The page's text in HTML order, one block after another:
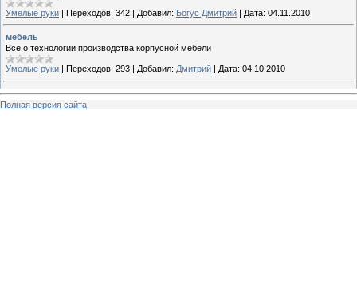
Умелые руки | Переходов: 342 | Добавил: Богус Дмитрий | Дата: 04.11.2010
мебель
Все о технологии производства корпусной мебели
Умелые руки Переходов: 293 Добавил: Дмитрий Дата: 04.10.2010
Полная версия сайта